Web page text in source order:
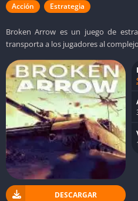
Acción Estrategia
Broken Arrow es un juego de
transporta a los jugadores al
DESCARGAR